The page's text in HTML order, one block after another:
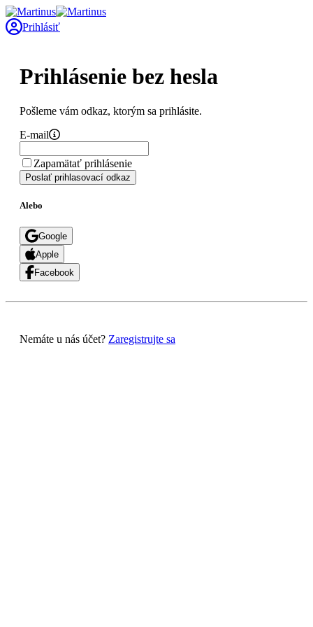
Prihlásiť
Prihlásenie bez hesla
Pošleme vám odkaz, ktorým sa prihlásite.
E-mail
Zapamätať prihlásenie
Poslať prihlasovací odkaz
Alebo
Google
Apple
Facebook
Nemáte u nás účet? Zaregistrujte sa